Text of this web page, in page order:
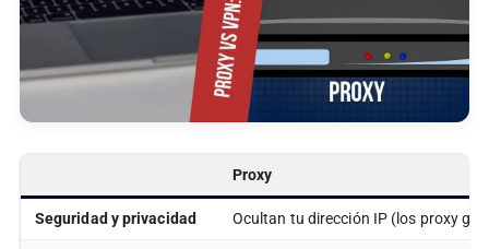
Proxy
Seguridad y privacidad Ocultan tu dirección IP (los proxy